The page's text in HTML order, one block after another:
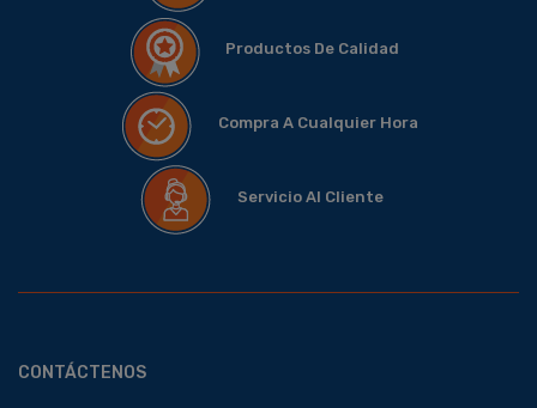
Productos De Calidad
Compra A Cualquier Hora
Servicio Al Cliente
CONTÁCTENOS